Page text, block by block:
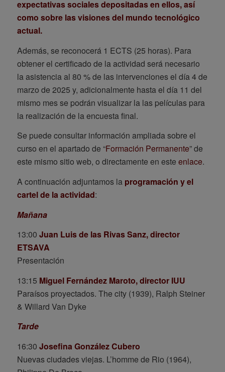
expectativas sociales depositadas en ellos, así
como sobre las visiones del mundo tecnológico
actual.
Además, se reconocerá 1 ECTS (25 horas). Para
obtener el certificado de la actividad será necesario
la asistencia al 80 % de las intervenciones el día 4 de
marzo de 2025 y, adicionalmente hasta el día 11 del
mismo mes se podrán visualizar la las películas para
la realización de la encuesta final.
Se puede consultar información ampliada sobre el
curso en el apartado de “Formación Permanente” de
este mismo sitio web, o directamente en este enlace.
A continuación adjuntamos la programación y el
cartel de la actividad:
Mañana
13:00 Juan Luis de las Rivas Sanz, director
ETSAVA
Presentación
13:15 Miguel Fernández Maroto, director IUU
Paraísos proyectados. The city (1939), Ralph Steiner
& Willard Van Dyke
Tarde
16:30 Josefina González Cubero
Nuevas ciudades viejas. L’homme de Rio (1964),